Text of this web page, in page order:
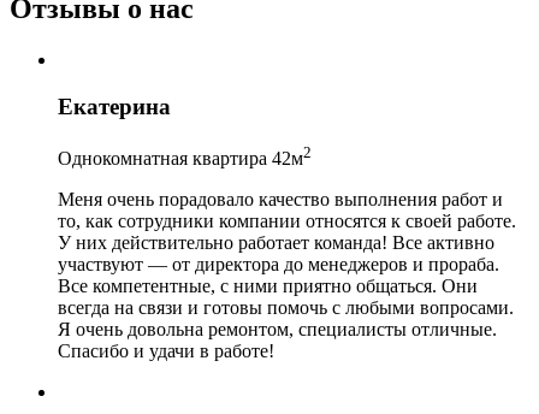
Отзывы о нас
Екатерина
Однокомнатная квартира 42м2
Меня очень порадовало качество выполнения работ и
то, как сотрудники компании относятся к своей работе.
У них действительно работает команда! Все активно
участвуют — от директора до менеджеров и прораба.
Все компетентные, с ними приятно общаться. Они
всегда на связи и готовы помочь с любыми вопросами.
Я очень довольна ремонтом, специалисты отличные.
Спасибо и удачи в работе!